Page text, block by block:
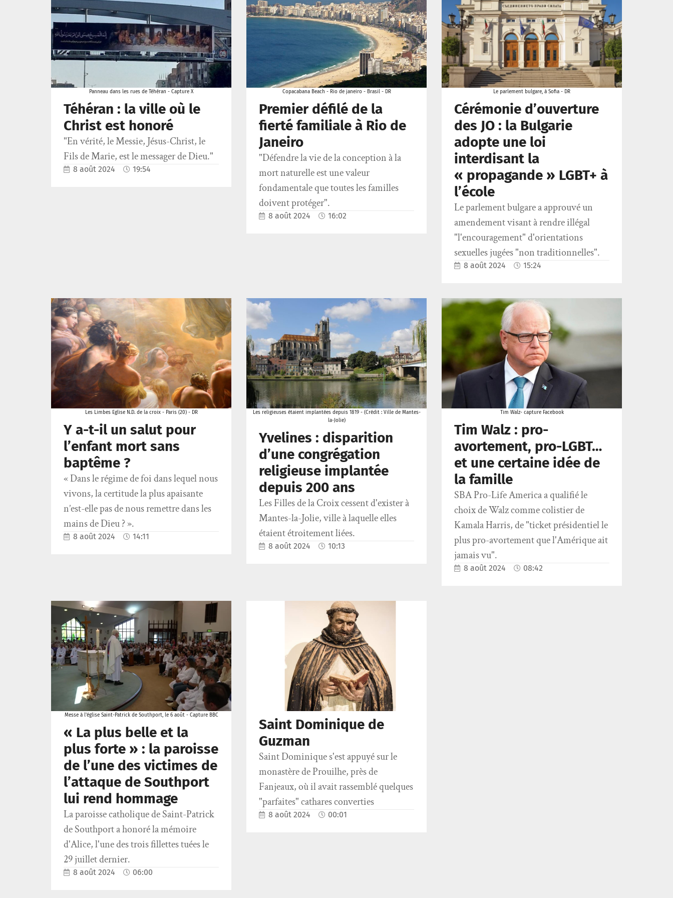
Panneau dans les rues de Téhéran - Capture X
Téhéran : la ville où le
Christ est honoré
"En vérité, le Messie, Jésus-Christ, le
Fils de Marie, est le messager de Dieu."
8 août 2024 19:54
Copacabana Beach - Rio de janeiro - Brasil - DR
Premier défilé de la
fierté familiale à Rio de
Janeiro
"Défendre la vie de la conception à la
mort naturelle est une valeur
fondamentale que toutes les familles
doivent protéger".
8 août 2024 16:02
Le parlement bulgare, à Sofia - DR
Cérémonie d’ouverture
des JO : la Bulgarie
adopte une loi
interdisant la
« propagande » LGBT+ à
l’école
Le parlement bulgare a approuvé un
amendement visant à rendre illégal
"l'encouragement" d'orientations
sexuelles jugées "non traditionnelles".
8 août 2024 15:24
Les Limbes Eglise N.D. de la croix - Paris (20) - DR
Y a-t-il un salut pour
l’enfant mort sans
baptême ?
« Dans le régime de foi dans lequel nous
vivons, la certitude la plus apaisante
n’est-elle pas de nous remettre dans les
mains de Dieu ? ».
8 août 2024 14:11
Les religieuses étaient implantées depuis 1819 - (Crédit : Ville de Mantes-
la-Jolie)
Yvelines : disparition
d’une congrégation
religieuse implantée
depuis 200 ans
Les Filles de la Croix cessent d'exister à
Mantes-la-Jolie, ville à laquelle elles
étaient étroitement liées.
8 août 2024 10:13
Tim Walz- capture Facebook
Tim Walz : pro-
avortement, pro-LGBT…
et une certaine idée de
la famille
SBA Pro-Life America a qualifié le
choix de Walz comme colistier de
Kamala Harris, de "ticket présidentiel le
plus pro-avortement que l'Amérique ait
jamais vu".
8 août 2024 08:42
Messe à l'église Saint-Patrick de Southport, le 6 août - Capture BBC
« La plus belle et la
plus forte » : la paroisse
de l’une des victimes de
l’attaque de Southport
lui rend hommage
La paroisse catholique de Saint-Patrick
de Southport a honoré la mémoire
d'Alice, l'une des trois fillettes tuées le
29 juillet dernier.
8 août 2024 06:00
Saint Dominique de
Guzman
Saint Dominique s'est appuyé sur le
monastère de Prouilhe, près de
Fanjeaux, où il avait rassemblé quelques
"parfaites" cathares converties
8 août 2024 00:01